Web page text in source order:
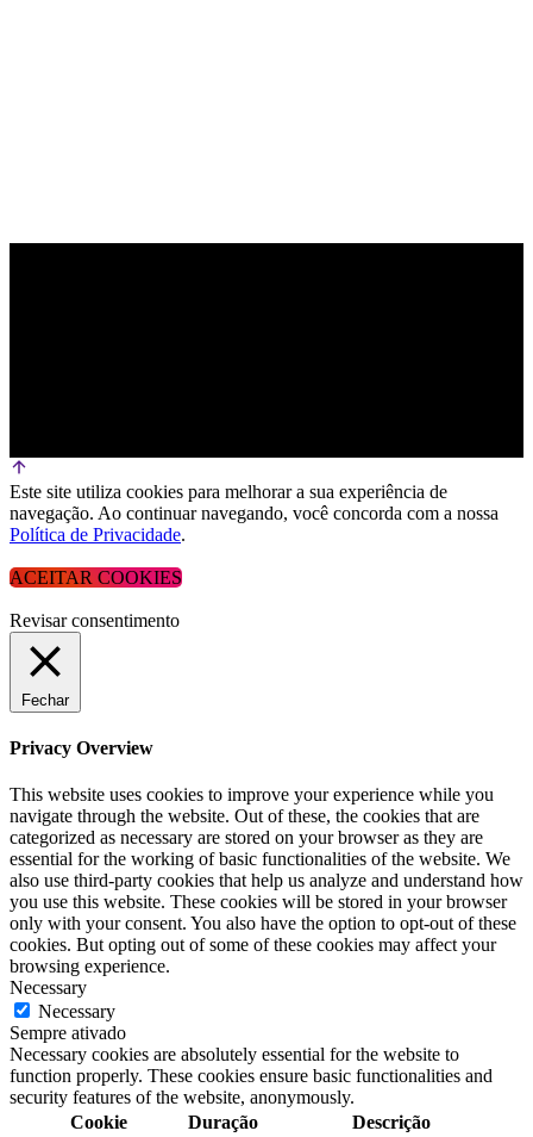
Este site utiliza cookies para melhorar a sua experiência de
navegação. Ao continuar navegando, você concorda com a nossa
Política de Privacidade.
ACEITAR COOKIES
Revisar consentimento
Fechar
Privacy Overview
This website uses cookies to improve your experience while you
navigate through the website. Out of these, the cookies that are
categorized as necessary are stored on your browser as they are
essential for the working of basic functionalities of the website. We
also use third-party cookies that help us analyze and understand how
you use this website. These cookies will be stored in your browser
only with your consent. You also have the option to opt-out of these
cookies. But opting out of some of these cookies may affect your
browsing experience.
Necessary
Necessary
Sempre ativado
Necessary cookies are absolutely essential for the website to
function properly. These cookies ensure basic functionalities and
security features of the website, anonymously.
Cookie
Duração Descrição